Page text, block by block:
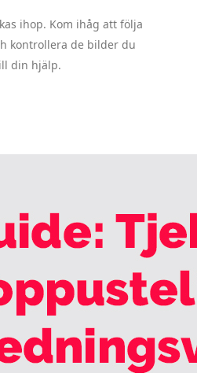
ihop. Kom ihåg att följa
kontrollera de bilder du
din hjälp.